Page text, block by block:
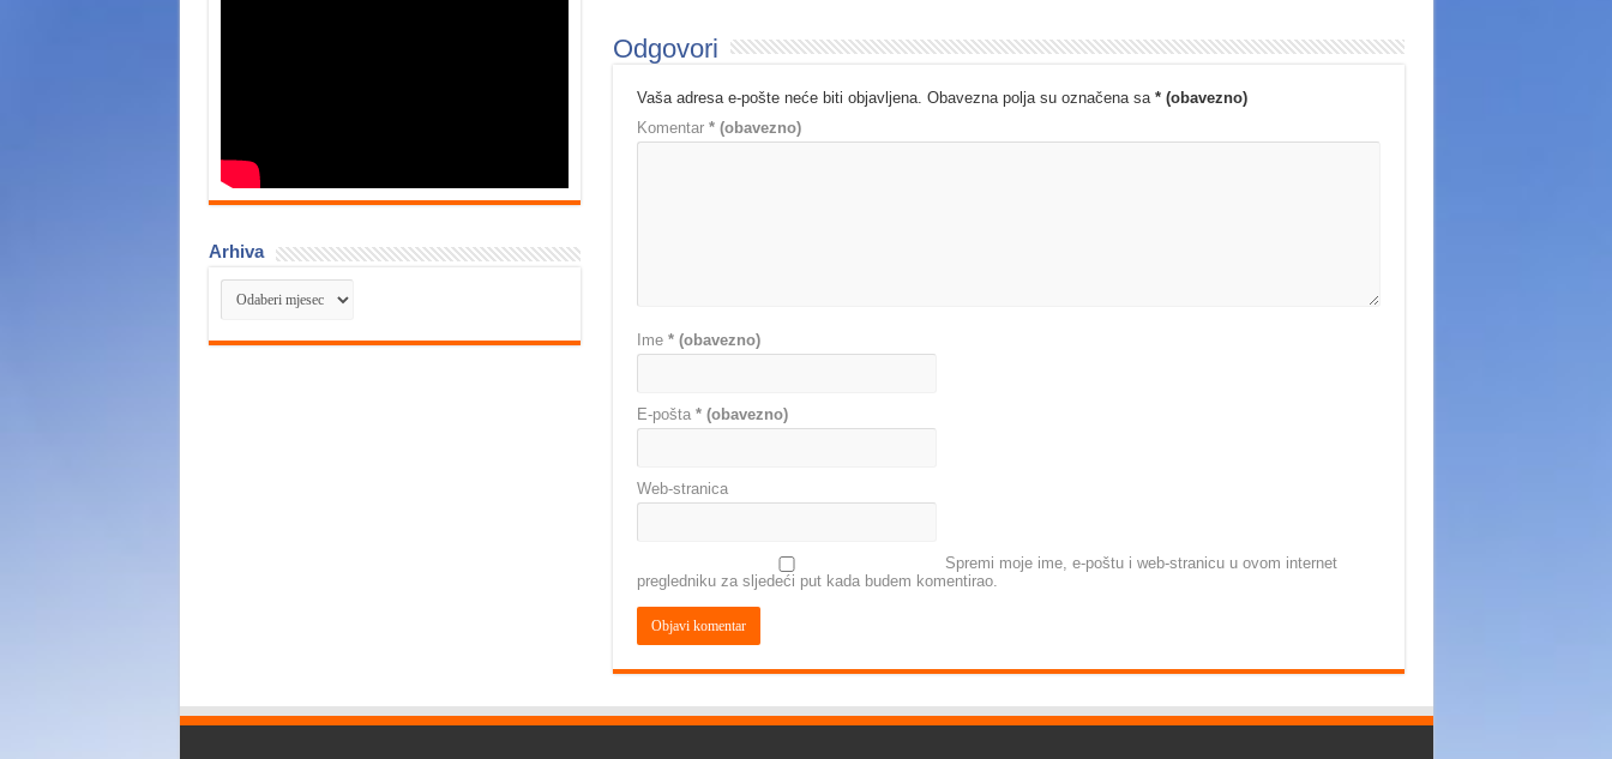
Odgovori
Vaša adresa e-pošte neće biti objavljena. Obavezna polja su označena sa * (obavezno)
Komentar * (obavezno)
Ime * (obavezno)
E-pošta * (obavezno)
Web-stranica
Spremi moje ime, e-poštu i web-stranicu u ovom internet
pregledniku za sljedeći put kada budem komentirao.
Arhiva
Arhiva